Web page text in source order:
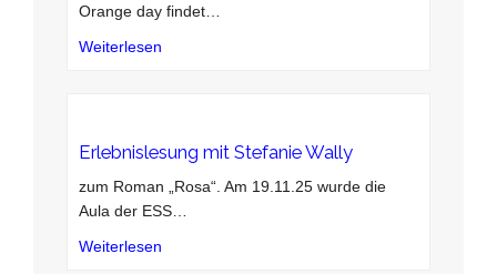
Orange day findet
Weiterlesen
Erlebnislesung mit Stefanie Wally
zum Roman „Rosa“. Am 19.11.25 wurde die
Aula der ESS
Weiterlesen